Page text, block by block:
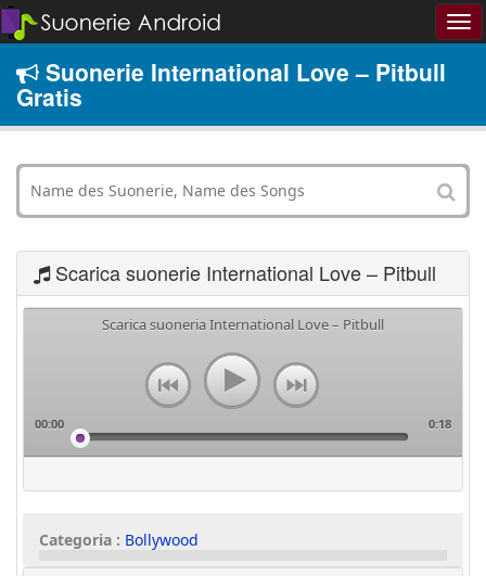
Suonerie International Love – Pitbull
Gratis
Scarica suonerie International Love – Pitbull
Scarica suoneria International Love – Pitbull
00:00 0:18
Categoria : Bollywood